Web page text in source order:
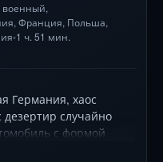
военный,
, Франция, Польша,
•1 ч. 51 мин.
Германия, хаос
случайно
с формой
мундир, он